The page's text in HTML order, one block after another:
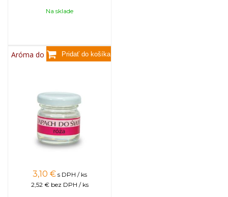
Na sklade
Aróma do sviečok, 25g - ruža
3,10 € s DPH / ks
2,52 € bez DPH / ks